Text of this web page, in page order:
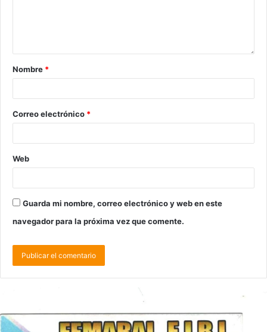
Nombre *
Correo electrónico *
Web
Guarda mi nombre, correo electrónico y web en este
navegador para la próxima vez que comente.